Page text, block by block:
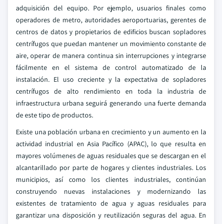
adquisición del equipo. Por ejemplo, usuarios finales como
operadores de metro, autoridades aeroportuarias, gerentes de
centros de datos y propietarios de edificios buscan sopladores
centrífugos que puedan mantener un movimiento constante de
aire, operar de manera continua sin interrupciones y integrarse
fácilmente en el sistema de control automatizado de la
instalación. El uso creciente y la expectativa de sopladores
centrífugos de alto rendimiento en toda la industria de
infraestructura urbana seguirá generando una fuerte demanda
de este tipo de productos.
Existe una población urbana en crecimiento y un aumento en la
actividad industrial en Asia Pacífico (APAC), lo que resulta en
mayores volúmenes de aguas residuales que se descargan en el
alcantarillado por parte de hogares y clientes industriales. Los
municipios, así como los clientes industriales, continúan
construyendo nuevas instalaciones y modernizando las
existentes de tratamiento de agua y aguas residuales para
garantizar una disposición y reutilización seguras del agua. En